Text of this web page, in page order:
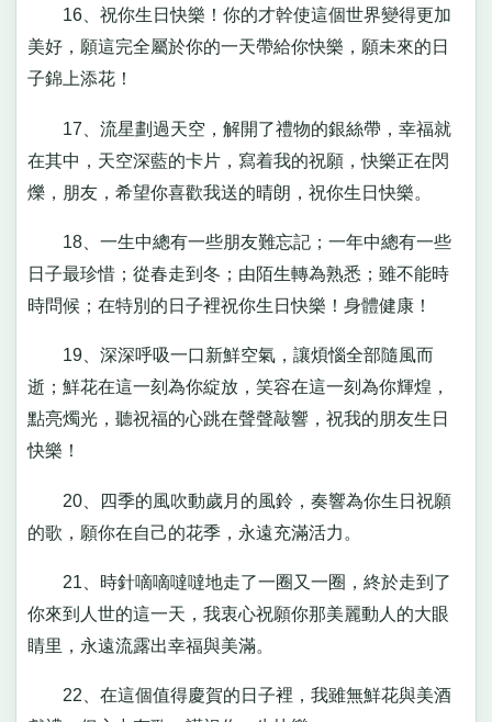
16、祝你生日快樂！你的才幹使這個世界變得更加
美好，願這完全屬於你的一天帶給你快樂，願未來的日
子錦上添花！
17、流星劃過天空，解開了禮物的銀絲帶，幸福就
在其中，天空深藍的卡片，寫着我的祝願，快樂正在閃
爍，朋友，希望你喜歡我送的晴朗，祝你生日快樂。
18、一生中總有一些朋友難忘記；一年中總有一些
日子最珍惜；從春走到冬；由陌生轉為熟悉；雖不能時
時問候；在特別的日子裡祝你生日快樂！身體健康！
19、深深呼吸一口新鮮空氣，讓煩惱全部隨風而
逝；鮮花在這一刻為你綻放，笑容在這一刻為你輝煌，
點亮燭光，聽祝福的心跳在聲聲敲響，祝我的朋友生日
快樂！
20、四季的風吹動歲月的風鈴，奏響為你生日祝願
的歌，願你在自己的花季，永遠充滿活力。
21、時針嘀嘀噠噠地走了一圈又一圈，終於走到了
你來到人世的這一天，我衷心祝願你那美麗動人的大眼
睛里，永遠流露出幸福與美滿。
22、在這個值得慶賀的日子裡，我雖無鮮花與美酒